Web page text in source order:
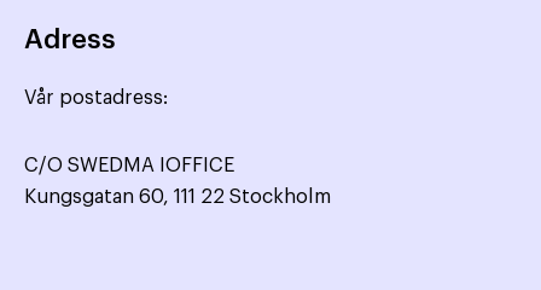
Adress
Vår postadress:
C/O SWEDMA IOFFICE
Kungsgatan 60, 111 22 Stockholm